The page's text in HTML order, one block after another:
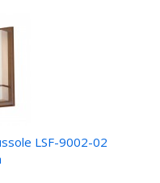
LSF-9002-02